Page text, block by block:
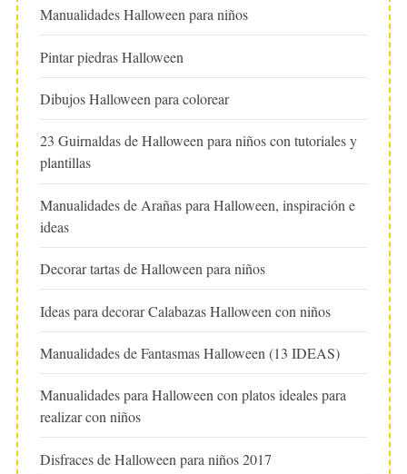
Manualidades Halloween para niños
Pintar piedras Halloween
Dibujos Halloween para colorear
23 Guirnaldas de Halloween para niños con tutoriales y
plantillas
Manualidades de Arañas para Halloween, inspiración e
ideas
Decorar tartas de Halloween para niños
Ideas para decorar Calabazas Halloween con niños
Manualidades de Fantasmas Halloween (13 IDEAS)
Manualidades para Halloween con platos ideales para
realizar con niños
Disfraces de Halloween para niños 2017